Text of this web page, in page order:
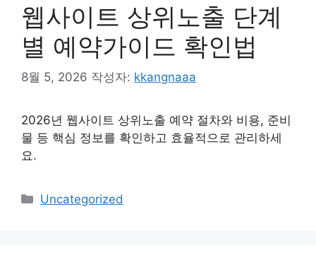
웹사이트 상위노출 단계
별 예약가이드 확인법
8월 5, 2026 작성자: kkangnaaa
2026년 웹사이트 상위노출 예약 절차와 비용, 준비
물 등 핵심 정보를 확인하고 효율적으로 관리하세
요.
카
Uncategorized